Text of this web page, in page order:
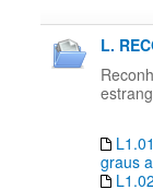
L.
graus